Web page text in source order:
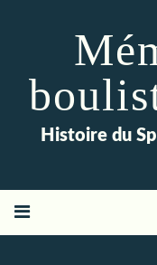
Histoire du